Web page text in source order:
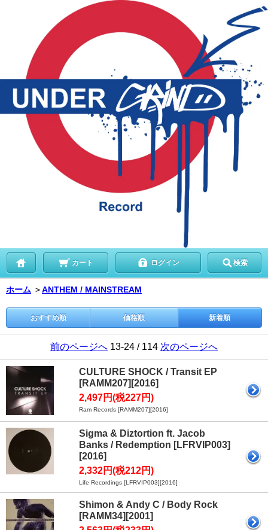
カート ログイン 検索
ホーム ＞ANTHEM / MAINSTREAM
おすすめ順 価格順 新着順
前のページへ 13-24 / 114 次のページへ
CULTURE SHOCK / Transit EP
[RAMM207][2016]
2,497円(税227円)
Ram Records [RAMM207][2016]
Sigma & Diztortion ft. Jacob
Banks / Redemption [LFRVIP003]
[2016]
2,332円(税212円)
Life Recordings [LFRVIP003][2016]
Shimon & Andy C / Body Rock
[RAMM34][2001]